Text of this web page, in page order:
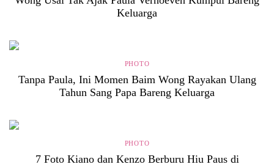
Keluarga
PHOTO
Tanpa Paula, Ini Momen Baim Wong Rayakan Ulang
Tahun Sang Papa Bareng Keluarga
PHOTO
7 Foto Kiano dan Kenzo Berburu Hiu Paus di